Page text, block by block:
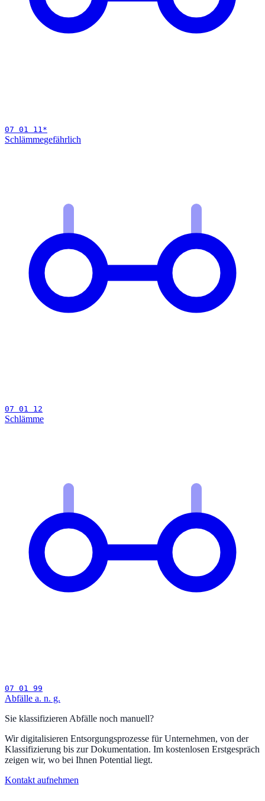
07 01 11*
Schlämmegefährlich
07 01 12
Schlämme
07 01 99
Abfälle a. n. g.
Sie klassifizieren Abfälle noch manuell?
Wir digitalisieren Entsorgungsprozesse für Unternehmen, von der
Klassifizierung bis zur Dokumentation. Im kostenlosen Erstgespräch
zeigen wir, wo bei Ihnen Potential liegt.
Kontakt aufnehmen